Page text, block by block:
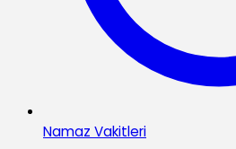
Namaz Vakitleri